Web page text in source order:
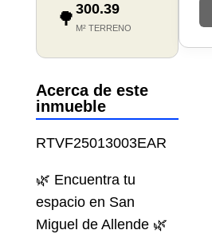
🌳 300.39
M² TERRENO
Acerca de este
inmueble
RTVF25013003EAR
🌿 Encuentra tu
espacio en San
Miguel de Allende 🌿